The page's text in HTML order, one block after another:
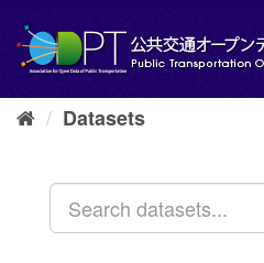
content
Datasets